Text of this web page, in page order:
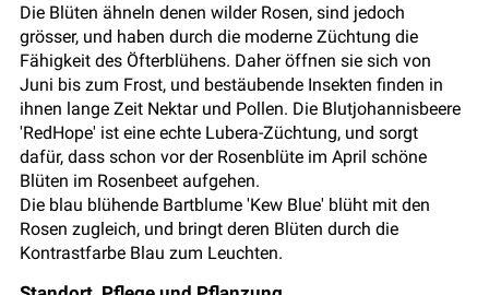
Die Blüten ähneln denen wilder Rosen, sind jedoch
grösser, und haben durch die moderne Züchtung die
Fähigkeit des Öfterblühens. Daher öffnen sie sich von
Juni bis zum Frost, und bestäubende Insekten finden in
ihnen lange Zeit Nektar und Pollen. Die Blutjohannisbeere
'RedHope' ist eine echte Lubera-Züchtung, und sorgt
dafür, dass schon vor der Rosenblüte im April schöne
Blüten im Rosenbeet aufgehen.
Die blau blühende Bartblume 'Kew Blue' blüht mit den
Rosen zugleich, und bringt deren Blüten durch die
Kontrastfarbe Blau zum Leuchten.